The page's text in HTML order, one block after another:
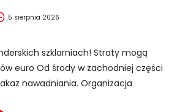
5 sierpnia 2026
szklarniach! Straty mogą
euro Od środy w zachodniej części
nawadniania. Organizacja